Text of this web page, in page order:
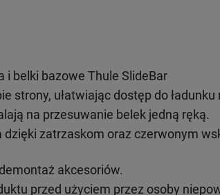
i belki bazowe Thule SlideBar
strony, ułatwiając dostęp do
na przesuwanie belek jedną ręką.
zatrzaskom oraz czerwonym
akcesoriów.
przed użyciem przez osoby